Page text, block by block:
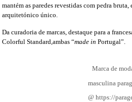
mantém as paredes revestidas com pedra
arquitetónico único.
Da curadoria de marcas, destaque para a
Colorful Standard,ambas “made in Portugal”.
Marca de
masculina
@ https://